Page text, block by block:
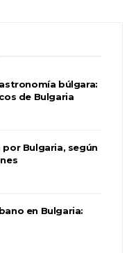
búlgara:
de Bulgaria
Bulgaria, según
en Bulgaria: